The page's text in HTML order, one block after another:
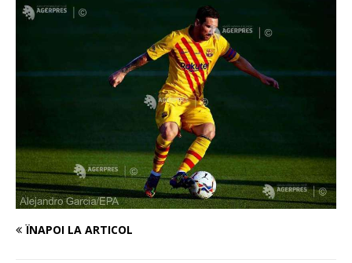
ÎNAPOI LA ARTICOL